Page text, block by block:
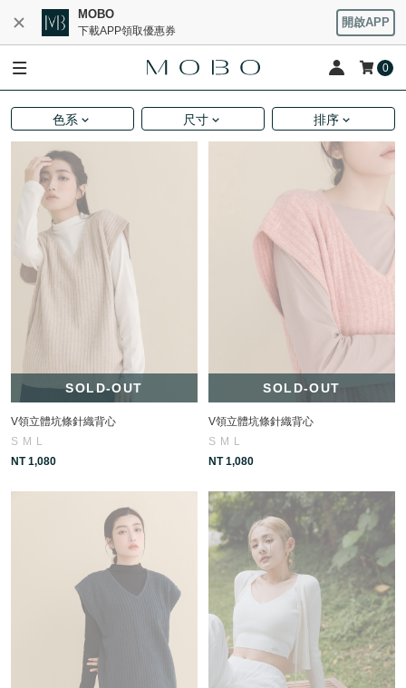
MOBO
下載APP領取優惠券
開啟APP
0
色系 尺寸 排序
SOLD-OUT
V領立體坑條針織背心
S M
L
NT 1,080
SOLD-OUT
V領立體坑條針織背心
S M
L
NT 1,080